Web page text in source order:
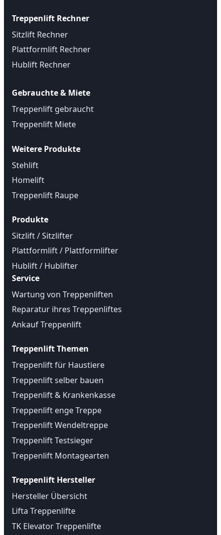
Treppenlift Rechner
Sitzlift Rechner
Plattformlift Rechner
Hublift Rechner
Gebrauchte & Miete
Treppenlift gebraucht
Treppenlift Miete
Weitere Produkte
Stehlift
Homelift
Treppenlift Raupe
Produkte
Sitzlift / Sitzlifter
Plattformlift / Plattformlifter
Hublift / Hublifter
Service
Wartung von Treppenliften
Reparatur ihres Treppenliftes
Ankauf Treppenlift
Treppenlift Themen
Treppenlift für Haustiere
Treppenlift selber bauen
Treppenlift & Krankenkasse
Treppenlift enge Treppe
Treppenlift Wendeltreppe
Treppenlift Testsieger
Treppenlift Montagearten
Treppenlift Hersteller
Hersteller Übersicht
Lifta Treppenlifte
TK Elevator Treppenlifte